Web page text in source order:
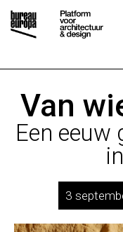
Van
Een eeuw
3